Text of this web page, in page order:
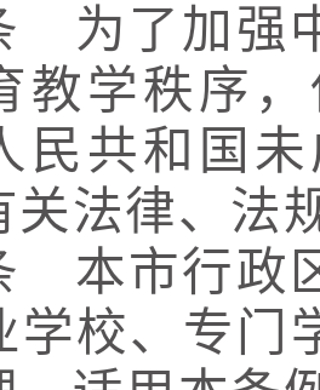
为了加强
教学秩序
民共和国
关法律、法
本市行政
学校、专门